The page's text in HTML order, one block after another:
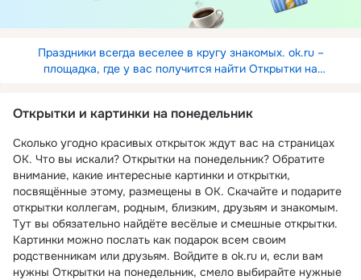
Праздники всегда веселее в кругу знакомых. ok.ru –
площадка, где у вас получится найти Открытки на
Открытки и картинки на понедельник
Сколько угодно красивых открыток ждут вас на страницах
ОК. Что вы искали? Открытки на понедельник? Обратите
внимание, какие интересные картинки и открытки,
посвящённые этому, размещены в ОК. Скачайте и подарите
открытки коллегам, родным, близким, друзьям и знакомым.
Тут вы обязательно найдёте весёлые и смешные открытки.
Картинки можно послать как подарок всем своим
родственникам или друзьям. Войдите в ok.ru и, если вам
нужны Открытки на понедельник, смело выбирайте нужные